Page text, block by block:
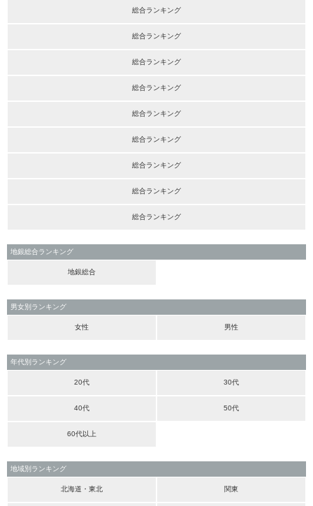
総合ランキング
総合ランキング
総合ランキング
総合ランキング
総合ランキング
総合ランキング
総合ランキング
総合ランキング
総合ランキング
地銀総合ランキング
地銀総合
男女別ランキング
女性 男性
年代別ランキング
20代 30代
40代 50代
60代以上
地域別ランキング
北海道・東北 関東